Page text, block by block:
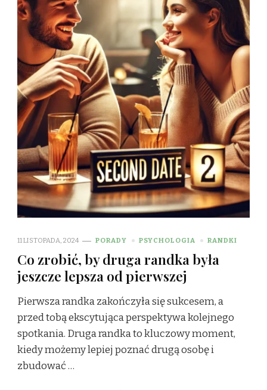
11 LISTOPADA, 2024 PORADY PSYCHOLOGIA RANDKI
Co zrobić, by druga randka była
jeszcze lepsza od pierwszej
Pierwsza randka zakończyła się sukcesem, a
przed tobą ekscytująca perspektywa kolejnego
spotkania. Druga randka to kluczowy moment,
kiedy możemy lepiej poznać drugą osobę i
zbudować …